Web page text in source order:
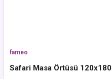
fameo
Safari Masa Örtüsü 120x180